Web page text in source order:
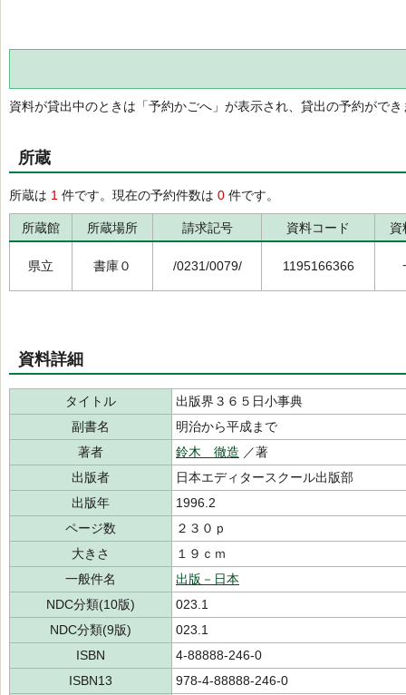
資料が貸出中のときは「予約かごへ」が表示され、貸出の予約ができ
所蔵
所蔵は 1 件です。現在の予約件数は 0 件です。
所蔵館 所蔵場所 請求記号 資料コード 資
県立 書庫０ /0231/0079/ 1195166366
資料詳細
タイトル
出版界３６５日小事典
副書名
明治から平成まで
著者
鈴木 徹造 ／著
出版者
日本エディタースクール出版部
出版年
1996.2
ページ数
２３０ｐ
大きさ
１９ｃｍ
一般件名
出版－日本
NDC分類(10版)
023.1
NDC分類(9版)
023.1
ISBN
4-88888-246-0
ISBN13
978-4-88888-246-0